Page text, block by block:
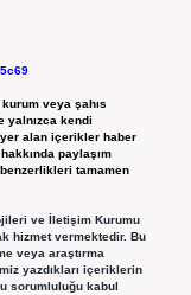
veya şahıs
yalnızca kendi
yer alan içerikler haber
paylaşım
tamamen
ve İletişim Kurumu
hizmet vermektedir. Bu
veya araştırma
yazdıkları içeriklerin
sorumluluğu kabul